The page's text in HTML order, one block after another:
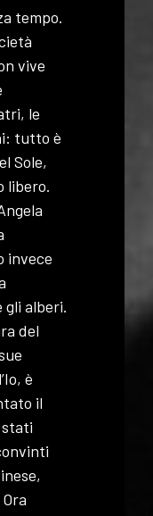
tempo.
vive
le
tutto è
Sole,
libero.
invece
gli alberi.
del
è
il
stati